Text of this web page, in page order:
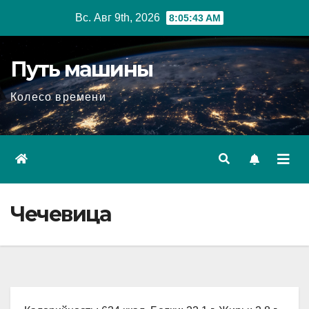
Вс. Авг 9th, 2026 8:05:44 AM
Путь машины
Колесо времени
Чечевица